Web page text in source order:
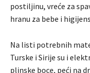
postiljinu, vreće za
hranu za bebe i
Na listi potrebnih
Turske i Sirije su i
plinske boce, peći na